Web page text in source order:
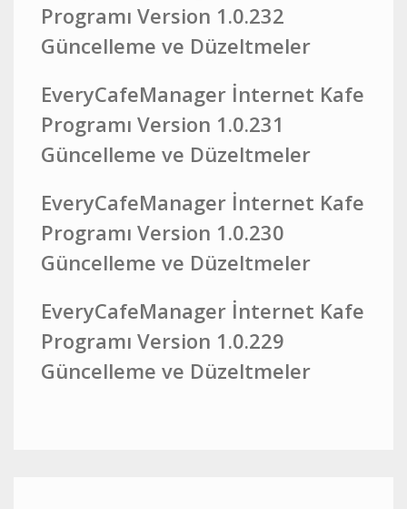
Programı Version 1.0.232
Güncelleme ve Düzeltmeler
EveryCafeManager İnternet Kafe
Programı Version 1.0.231
Güncelleme ve Düzeltmeler
EveryCafeManager İnternet Kafe
Programı Version 1.0.230
Güncelleme ve Düzeltmeler
EveryCafeManager İnternet Kafe
Programı Version 1.0.229
Güncelleme ve Düzeltmeler